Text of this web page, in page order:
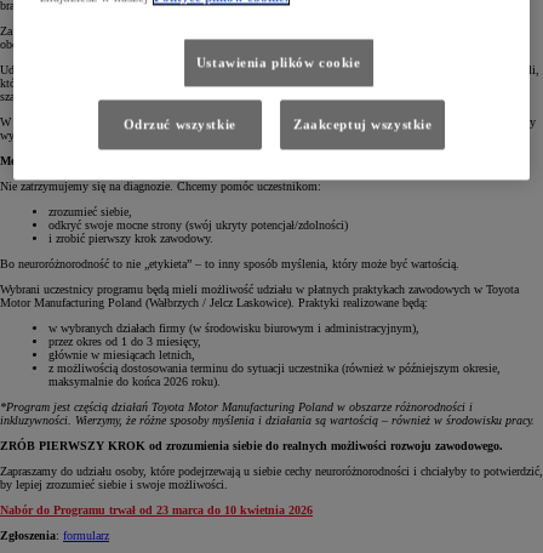
brakiem zrozumienia i trudnością w wejściu na rynek pracy.
Za realizację diagnoz odpowiada
obejmuje konsultacje, badania, omówienie wyników oraz rekomendacje dotyczące dalszego wsparcia.
Udział w programie, w tym proces diagnostyczny, jest dla uczestników bezpłatny. Dzięki temu młodzi dorośli,
którzy do tej pory nie mieli takiej możliwości lub dostępu finansowego, otrzymają rzetelną diagnozę oraz
szansę na zrozumienie siebie i dostęp do adekwatnych form pomocy.
W pierwszym etapie finansowanie obejmie 40 diagnoz. O kwalifikacji decyduje kolejność zgłoszeń (i wstępny
wywiad).
Możliwość zdobycia doświadczenia zawodowego
Nie zatrzymujemy się na diagnozie. Chcemy pomóc uczestnikom:
zrozumieć siebie,
odkryć swoje mocne strony (swój ukryty potencjał/zdolności)
i zrobić pierwszy krok zawodowy.
Bo neuroróżnorodność to nie „etykieta” – to inny sposób myślenia, który może być wartością.
Wybrani uczestnicy programu będą mieli możliwość udziału w płatnych praktykach zawodowych w Toyota
Motor Manufacturing Poland (Wałbrzych / Jelcz Laskowice). Praktyki realizowane będą:
w wybranych działach firmy (w środowisku biurowym i administracyjnym),
przez okres od 1 do 3 miesięcy,
głównie w miesiącach letnich,
z możliwością dostosowania terminu do sytuacji uczestnika (również w późniejszym okresie,
maksymalnie do końca 2026 roku).
*Program jest częścią działań Toyota Motor Manufacturing Poland w obszarze różnorodności i
inkluzywności. Wierzymy, że różne sposoby myślenia i działania są wartością – również w środowisku pracy.
ZRÓB PIERWSZY KROK od zrozumienia siebie do realnych możliwości rozwoju zawodowego.
Zapraszamy do udziału osoby, które podejrzewają u siebie cechy neuroróżnorodności i chciałyby to potwierdzić,
by lepiej zrozumieć siebie i swoje możliwości.
Nabór do Programu trwał od 23 marca do 10 kwietnia 2026
Zgłoszenia: formularz
Ustawienia plików cookie
Odrzuć wszystkie Zaakceptuj wszystkie